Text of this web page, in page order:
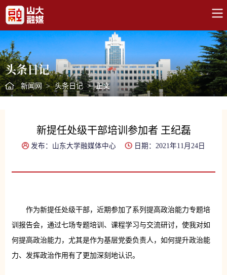
头条日记
新闻网 > 头条日记 > 正文
新提任处级干部培训参加者 王纪磊
发布：山东大学融媒体中心 日期：2021年11月24日
作为新提任处级干部，近期参加了系列提高政治能力专题培
训报告会，通过七场专题培训、课程学习与交流研讨，使我对如
何提高政治能力，尤其是作为基层党委负责人，如何提升政治能
力、发挥政治作用有了更加深刻地认识。